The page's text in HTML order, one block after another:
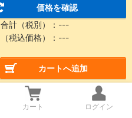
価格を確認
合計（税別）： ---
（税込価格）： ---
カートへ追加
カート ログイン